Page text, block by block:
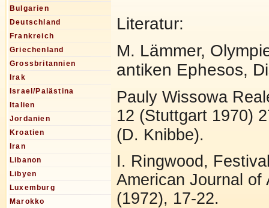
Bulgarien
Deutschland
Frankreich
Griechenland
Grossbritannien
Irak
Israel/Palästina
Italien
Jordanien
Kroatien
Iran
Libanon
Libyen
Luxemburg
Marokko
Literatur:
M. Lämmer,
antiken Ephesos,
Pauly Wissowa
12 (Stuttgart 1970)
(D. Knibbe).
I. Ringwood,
American Journal of
(1972), 17-22.